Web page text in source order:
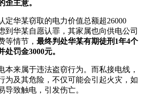
歪主意。
定华某窃取的电力价值总额超26000
到华某自愿认罪，其家属也向供电公司
等情节， 最终判处华某有期徒刑1年4个
处罚金3000元。
本来属于违法盗窃行为。而私接电线，
为及其危险，不仅可能会引起火灾，如
导致触电，引发伤亡。